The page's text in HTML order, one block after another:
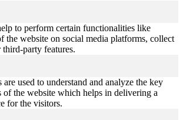
to perform certain functionalities like
the website on social media platforms, collect
third-party features.
are used to understand and analyze the key
of the website which helps in delivering a
for the visitors.